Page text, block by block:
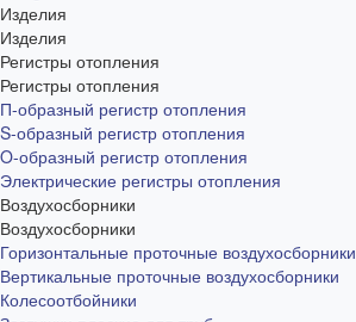
Изделия
Изделия
Регистры отопления
Регистры отопления
П-образный регистр отопления
S-образный регистр отопления
O-образный регистр отопления
Электрические регистры отопления
Воздухосборники
Воздухосборники
Горизонтальные проточные воздухосборники
Вертикальные проточные воздухосборники
Колесоотбойники